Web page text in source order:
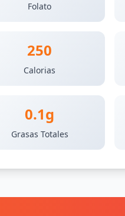
Folato
250
Calorias
0.1g
Grasas Totales